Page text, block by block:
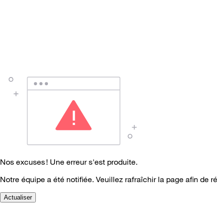
Nos excuses ! Une erreur s'est produite.
Notre équipe a été notifiée. Veuillez rafraîchir la page afin de
Actualiser